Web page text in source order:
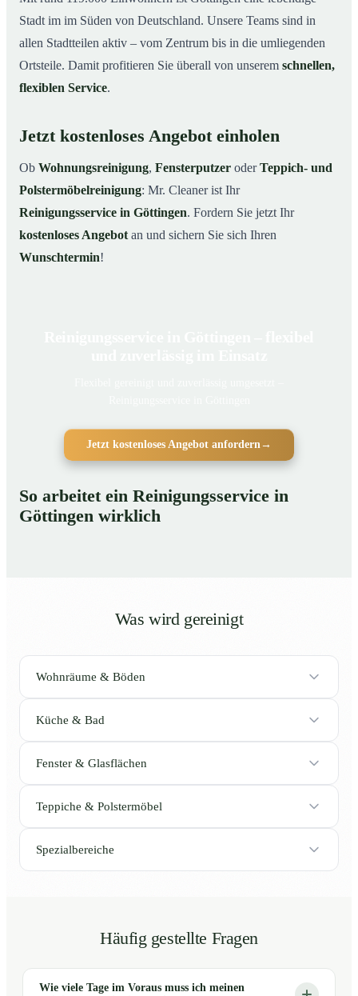
Stadt im im Süden von Deutschland. Unsere Teams sind in
allen Stadtteilen aktiv – vom Zentrum bis in die umliegenden
Ortsteile. Damit profitieren Sie überall von unserem schnellen,
flexiblen Service.
Jetzt kostenloses Angebot einholen
Ob Wohnungsreinigung, Fensterputzer oderTeppich- und
Polstermöbelreinigung: Mr. Cleaner ist Ihr
Reinigungsservice in Göttingen. Fordern Sie jetzt Ihr
kostenloses Angebot an und sichern Sie sich Ihren
Wunschtermin!
Jetzt kostenloses Angebot anfordern→
So arbeitet ein Reinigungsservice in
Göttingen wirklich
Was wird gereinigt
Wohnräume & Böden
Küche & Bad
Fenster & Glasflächen
Teppiche & Polstermöbel
Spezialbereiche
Häufig gestellte Fragen
Wie viele Tage im Voraus muss ich meinen